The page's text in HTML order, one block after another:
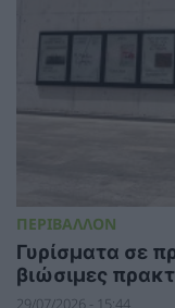
ΠΕΡΙΒΑΛΛΟΝ
Γυρίσματα σε
βιώσιμες
29/07/2026 - 15:44